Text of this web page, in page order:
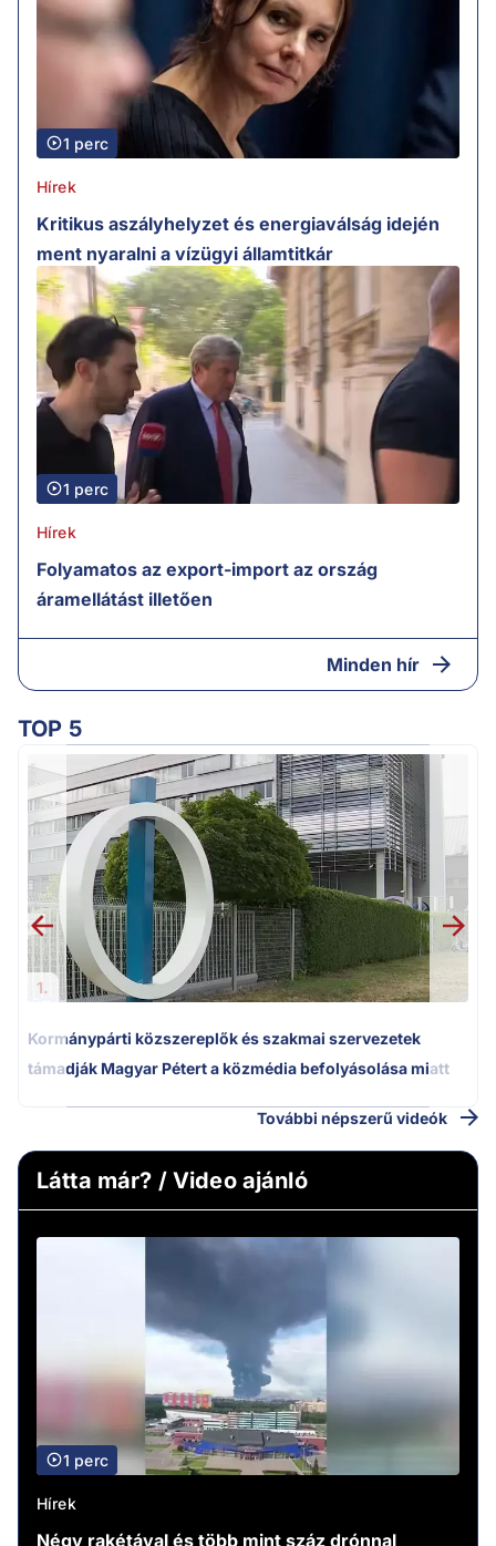
1 perc
Hírek
Kritikus aszályhelyzet és energiaválság idején
ment nyaralni a vízügyi államtitkár
1 perc
Hírek
Folyamatos az export-import az ország
áramellátást illetően
Minden hír
TOP 5
1.
Kormánypárti közszereplők és szakmai szervezetek
támadják Magyar Pétert a közmédia befolyásolása miatt
További népszerű videók
Látta már? / Video ajánló
1 perc
Hírek
Négy rakétával és több mint száz drónnal